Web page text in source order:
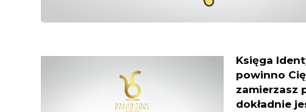
Księga
powinno
zamierzasz
dokładnie